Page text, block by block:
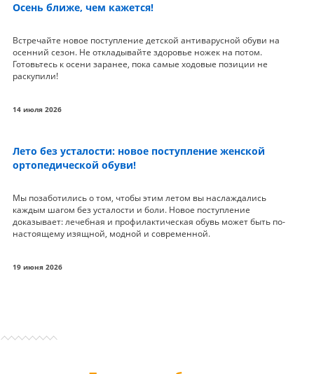
Осень ближе, чем кажется!
Встречайте новое поступление детской антиварусной обуви на
осенний сезон. Не откладывайте здоровье ножек на потом.
Готовьтесь к осени заранее, пока самые ходовые позиции не
раскупили!
14 июля 2026
Лето без усталости: новое поступление женской
ортопедической обуви!
Мы позаботились о том, чтобы этим летом вы наслаждались
каждым шагом без усталости и боли. Новое поступление
доказывает: лечебная и профилактическая обувь может быть по-
настоящему изящной, модной и современной.
19 июня 2026